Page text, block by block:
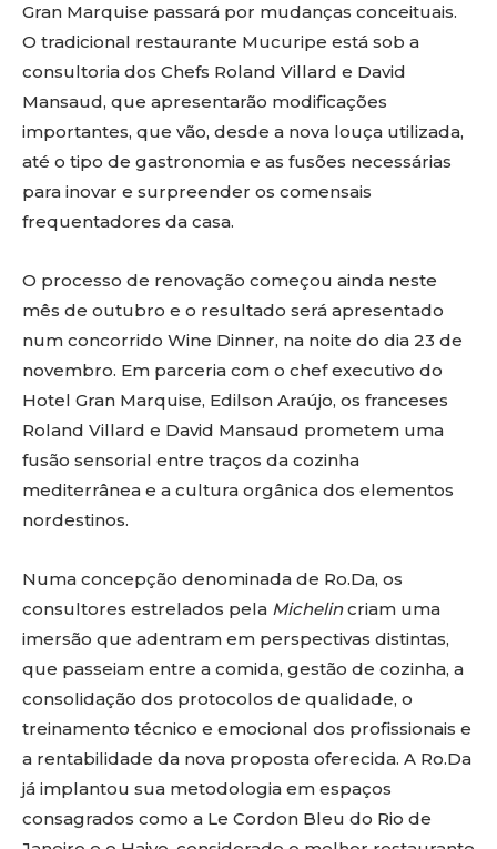
Gran Marquise passará por mudanças conceituais.
O tradicional restaurante Mucuripe está sob a
consultoria dos Chefs Roland Villard e David
Mansaud, que apresentarão modificações
importantes, que vão, desde a nova louça utilizada,
até o tipo de gastronomia e as fusões necessárias
para inovar e surpreender os comensais
frequentadores da casa.
O processo de renovação começou ainda neste
mês de outubro e o resultado será apresentado
num concorrido Wine Dinner, na noite do dia 23 de
novembro. Em parceria com o chef executivo do
Hotel Gran Marquise, Edilson Araújo, os franceses
Roland Villard e David Mansaud prometem uma
fusão sensorial entre traços da cozinha
mediterrânea e a cultura orgânica dos elementos
nordestinos.
Numa concepção denominada de Ro.Da, os
consultores estrelados pela Michelincriam uma
imersão que adentram em perspectivas distintas,
que passeiam entre a comida, gestão de cozinha, a
consolidação dos protocolos de qualidade, o
treinamento técnico e emocional dos profissionais e
a rentabilidade da nova proposta oferecida. A Ro.Da
já implantou sua metodologia em espaços
consagrados como a Le Cordon Bleu do Rio de